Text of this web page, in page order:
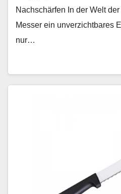
Nachschärfen In der Welt
Messer ein unverzichtbares
nur…